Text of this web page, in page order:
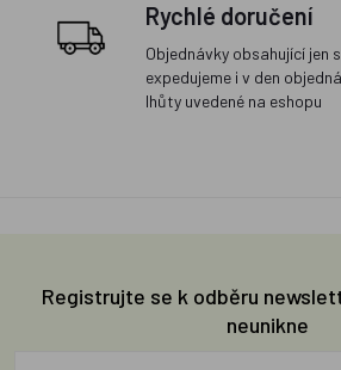
Rychlé doručení
Objednávky obsahující jen
expedujeme i v den
lhůty uvedené na eshopu
Registrujte se k odběru
neunikne